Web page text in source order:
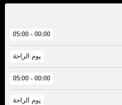
00:00 - 05:00
يوم الراحة
00:00 - 05:00
يوم الراحة